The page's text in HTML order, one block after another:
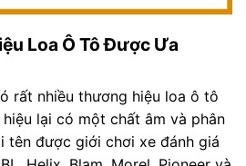
Loa Ô Tô Được Ưa
rất nhiều thương hiệu loa ô tô
lại có một chất âm và phân
tên được giới chơi xe đánh giá